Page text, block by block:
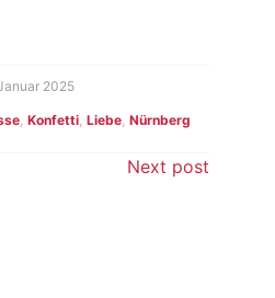
2025
,Konfetti,Liebe,Nürnberg
Next post